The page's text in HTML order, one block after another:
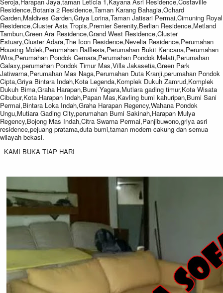
Residence,Botania 2 Residence,Taman Karang Bahagia,Ochard
Garden,Maldives Garden,Griya Lorina,Taman Jatisari Permai,Cimuning Royal
Residence,Cluster Asia Tropis,Premier Serenity,Berlian Residence,Metland
Tambun,Green Ara Residence,Grand West Residence,Cluster
Estuary,Cluster Adara,The Icon Residence,Nevelia Residence,Perumahan
Housing Molek,Perumahan Rafflesia,Perumahan Bukit Kencana,Perumahan
Wira,Perumahan Pondok Cemara,Perumahan Pondok Melati,Perumahan
Galaxy,perumahan Pondok Timur Mas,Villa Jakasetia,Green Park
Jatiwarna,Perumahan Mas Naga,Perumahan Duta Kranji,perumahan Pondok
Cipta,Griya Bintara Indah,Kota Legenda,Komplek Dukuh Zamrud,Komplek
Dukuh Bima,Graha Harapan,Bumi Yagara,Mutiara gading timur,Kota Wisata
Cibubur,Kota Harapan Indah,Papan Mas,Kavling bumi kahuripan,Bumi Sani
Permai,Bintara Loka Indah,Graha Harapan Regency,Wahana Pondok
Ungu,Mutiara Gading City,perumahan Bumi Sakinah,Harapan Mulya
Regency,Bojong Mas Indah,Citra Swarna Permai,Panjibuwono,griya asri
residence,pejuang pratama,duta bumi,taman modern cakung dan semua
wilayah bekasi.
KAMI BUKA TIAP HARI